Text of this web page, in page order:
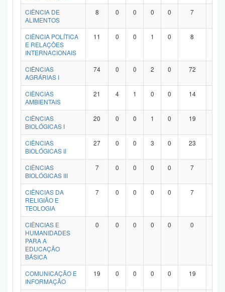
CIÊNCIA DE
ALIMENTOS
8 0 0 0 0 7
CIÊNCIA POLÍTICA
E RELAÇÕES
INTERNACIONAIS
11 0 0 1 0 8
CIÊNCIAS
AGRÁRIAS I
74 0 0 2 0 72
CIÊNCIAS
AMBIENTAIS
21 4 1 0 0 14
CIÊNCIAS
BIOLÓGICAS I
20 0 0 1 0 19
CIÊNCIAS
BIOLÓGICAS II
27 0 0 3 0 23
CIÊNCIAS
BIOLÓGICAS III
7 0 0 0 0 7
CIÊNCIAS DA
RELIGIÃO E
TEOLOGIA
7 0 0 0 0 7
CIÊNCIAS E
HUMANIDADES
PARA A
EDUCAÇÃO
BÁSICA
0 0 0 0 0 0
COMUNICAÇÃO E
INFORMAÇÃO
19 0 0 0 0 19